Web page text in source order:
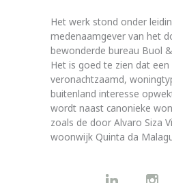
Het werk stond onder
medenaamgever van het
bewonderde bureau Buol
Het is goed te zien dat
veronachtzaamd,
buitenland interesse
wordt naast canonieke
zoals de door Alvaro Siza
woonwijk Quinta da